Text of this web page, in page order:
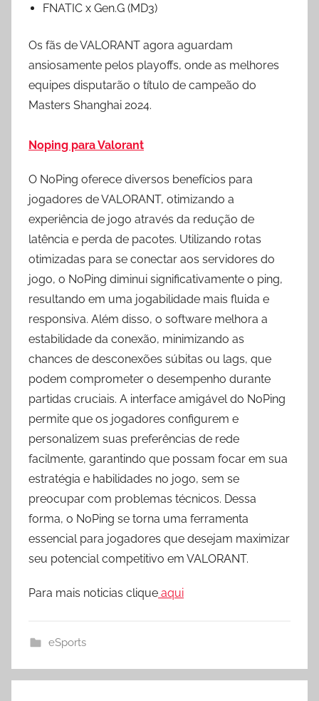
FNATIC x Gen.G (MD3)
Os fãs de VALORANT agora aguardam
ansiosamente pelos playoffs, onde as melhores
equipes disputarão o título de campeão do
Masters Shanghai 2024.
Noping para Valorant
O NoPing oferece diversos benefícios para
jogadores de VALORANT, otimizando a
experiência de jogo através da redução de
latência e perda de pacotes. Utilizando rotas
otimizadas para se conectar aos servidores do
jogo, o NoPing diminui significativamente o ping,
resultando em uma jogabilidade mais fluida e
responsiva. Além disso, o software melhora a
estabilidade da conexão, minimizando as
chances de desconexões súbitas ou lags, que
podem comprometer o desempenho durante
partidas cruciais. A interface amigável do NoPing
permite que os jogadores configurem e
personalizem suas preferências de rede
facilmente, garantindo que possam focar em sua
estratégia e habilidades no jogo, sem se
preocupar com problemas técnicos. Dessa
forma, o NoPing se torna uma ferramenta
essencial para jogadores que desejam maximizar
seu potencial competitivo em VALORANT.
Para mais noticias clique aqui
eSports